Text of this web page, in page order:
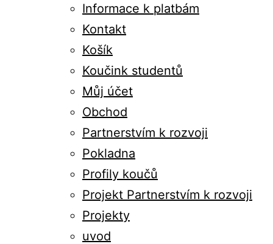
Informace k platbám
Kontakt
Košík
Koučink studentů
Můj účet
Obchod
Partnerstvím k rozvoji
Pokladna
Profily koučů
Projekt Partnerstvím k rozvoji
Projekty
uvod